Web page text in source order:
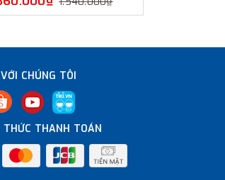
CHÚNG TÔI
THỨC THANH TOÁN